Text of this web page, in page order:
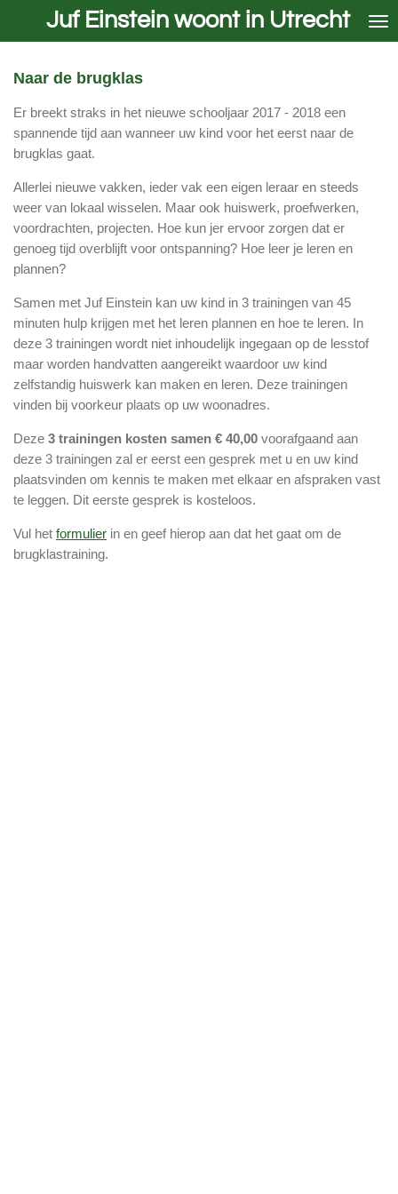
de
Juf Einstein woont in Utrecht
Naar de brugklas
Er breekt straks in het nieuwe schooljaar 2017 - 2018 een
spannende tijd aan wanneer uw kind voor het eerst naar de
brugklas gaat.
Allerlei nieuwe vakken, ieder vak een eigen leraar en steeds
weer van lokaal wisselen. Maar ook huiswerk, proefwerken,
voordrachten, projecten. Hoe kun jer ervoor zorgen dat er
genoeg tijd overblijft voor ontspanning? Hoe leer je leren en
plannen?
Samen met Juf Einstein kan uw kind in 3 trainingen van 45
minuten hulp krijgen met het leren plannen en hoe te leren. In
deze 3 trainingen wordt niet inhoudelijk ingegaan op de lesstof
maar worden handvatten aangereikt waardoor uw kind
zelfstandig huiswerk kan maken en leren. Deze trainingen
vinden bij voorkeur plaats op uw woonadres.
Deze 3 trainingen kosten samen € 40,00 voorafgaand aan
deze 3 trainingen zal er eerst een gesprek met u en uw kind
plaatsvinden om kennis te maken met elkaar en afspraken vast
te leggen. Dit eerste gesprek is kosteloos.
Vul het formulier in en geef hierop aan dat het gaat om de
brugklastraining.